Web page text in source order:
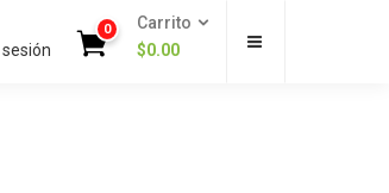
sesión
0
Carrito
$0.00